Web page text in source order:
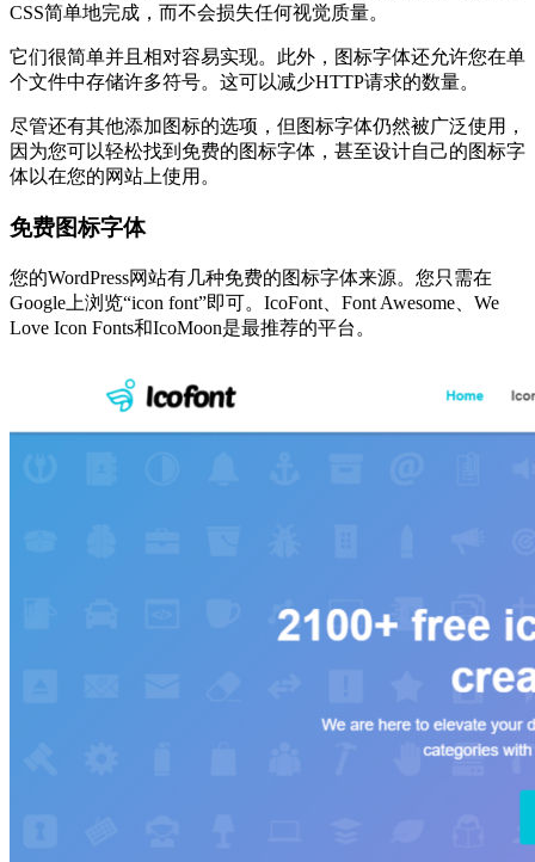
CSS简单地完成，而不会损失任何视觉质量。
它们很简单并且相对容易实现。此外，图标字体还允许您在单
个文件中存储许多符号。这可以减少HTTP请求的数量。
尽管还有其他添加图标的选项，但图标字体仍然被广泛使用，
因为您可以轻松找到免费的图标字体，甚至设计自己的图标字
体以在您的网站上使用。
免费图标字体
您的WordPress网站有几种免费的图标字体来源。您只需在
Google上浏览“icon font”即可。IcoFont、Font Awesome、We
Love Icon Fonts和IcoMoon是最推荐的平台。